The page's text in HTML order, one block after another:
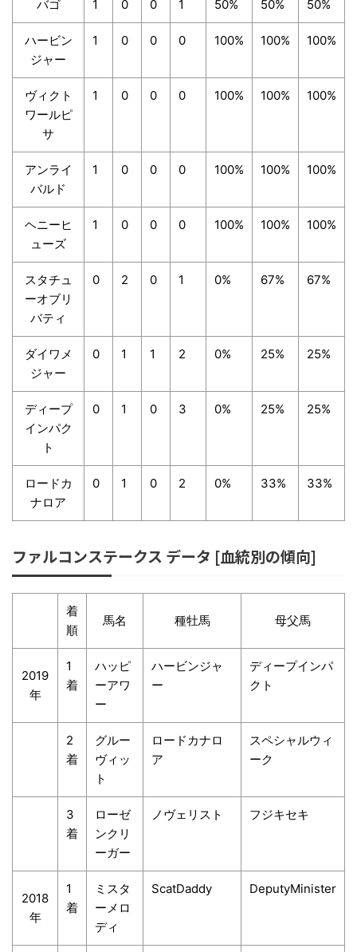
バゴ 1 0 0 1 50% 50% 50%
ハービン
ジャー
1 0 0 0 100% 100% 100%
ヴィクト
ワールピ
サ
1 0 0 0 100% 100% 100%
アンライ
バルド
1 0 0 0 100% 100% 100%
ヘニーヒ
ューズ
1 0 0 0 100% 100% 100%
スタチュ
ーオブリ
バティ
0 2 0 1 0% 67% 67%
ダイワメ
ジャー
0 1 1 2 0% 25% 25%
ディープ
インパク
ト
0 1 0 3 0% 25% 25%
ロードカ
ナロア
0 1 0 2 0% 33% 33%
ファルコンステークス データ [血統別の傾向]
着
順
馬名 種牡馬 母父馬
2019
年
1
着
ハッピ
ーアワ
ー
ハービンジャ
ー
ディープインパ
クト
2
着
グルー
ヴィッ
ト
ロードカナロ
ア
スペシャルウィ
ーク
3
着
ローゼ
ンクリ
ーガー
ノヴェリスト フジキセキ
2018
年
1
着
ミスタ
ーメロ
ディ
ScatDaddy DeputyMinister